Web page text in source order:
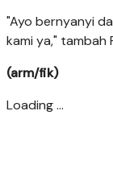
"Ayo bernyanyi
kami ya," tambah
(arm/fik)
Loading ...